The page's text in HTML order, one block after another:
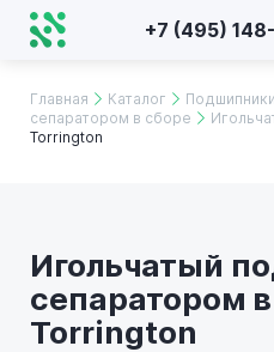
+7 (495)
Главная Каталог Подшипники
сепаратором в сборе
Torrington
Игольчатый
сепаратором
Torrington